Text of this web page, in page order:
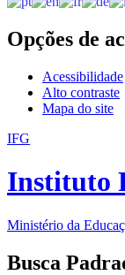
Opções de
Acessibilidade
Alto contraste
Mapa do site
IFG
Instituto
Ministério da
Busca